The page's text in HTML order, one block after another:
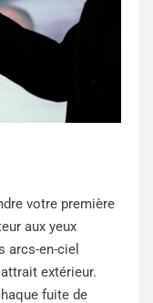
votre première
aux yeux
arcs-en-ciel
extérieur.
fuite de